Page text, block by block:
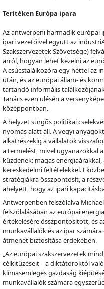
Terítéken Európa ipara
Az antwerpeni harmadik európai
ipari vezetőivel együtt az
Szakszervezetek Szövetsége)
arról, hogyan lehet kezelni az
A csúcstalálkozóra egy héttel az
után, és az európai állam- és
tartandó informális
Tanács ezen ülésén a
középpontban.
A helyzet sürgős politikai
nyomás alatt áll. A vegyi
alkatrészekig a vállalatok
a termelést, mivel ugyanazokkal
küzdenek: magas
kereskedelmi feltételekkel.
stratégiákra összpontosít, a
ahelyett, hogy az ipari
Antwerpenben felszólalva
felszólalásában az európai
értékelésére összpontosított, és
munkavállalók és az ipar
átmenet biztosítása érdekében.
„Az európai szakszervezetek
célkitűzéseit – a diktátoroktól
klímasemleges gazdaság
munkavállalók számára